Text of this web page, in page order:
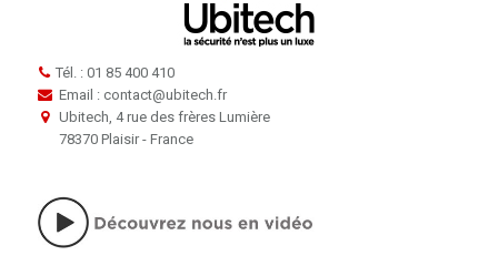
Tél. : 01 85 400 410
Email : contact@ubitech.fr
Ubitech, 4 rue des frères Lumière
78370 Plaisir - France